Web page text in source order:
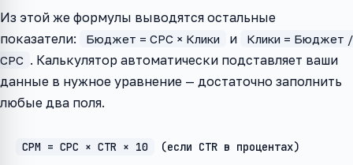
Из этой же формулы выводятся остальные
показатели:
Бюджет = CPC × Клики и
Клики = Бюджет /
CPC . Калькулятор автоматически подставляет ваши
данные в нужное уравнение — достаточно заполнить
любые два поля.
CPM = CPC × CTR × 10 (если CTR в процентах)